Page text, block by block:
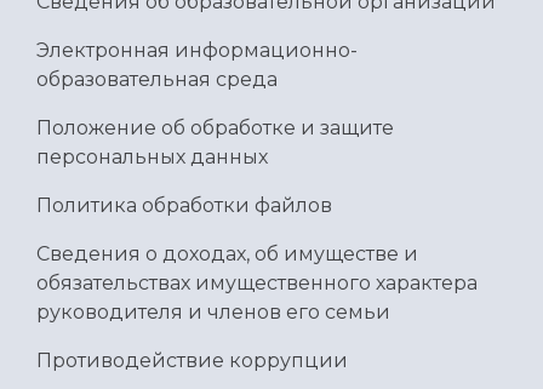
Электронная информационно-
образовательная среда
Положение об обработке и защите
персональных данных
Политика обработки файлов
Сведения о доходах, об имуществе и
обязательствах имущественного характера
руководителя и членов его семьи
Противодействие коррупции